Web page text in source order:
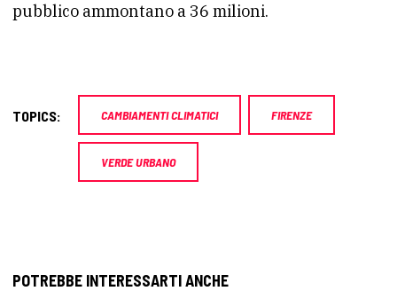
pubblico ammontano a 36 milioni.
TOPICS: CAMBIAMENTI CLIMATICI FIRENZE
VERDE URBANO
POTREBBE INTERESSARTI ANCHE